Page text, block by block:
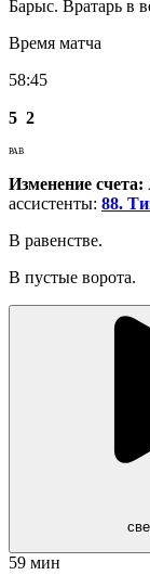
Барыс. Вратарь в
Время матча
58:45
5 2
РАВ
Изменение счета:
ассистенты: 88.
В равенстве.
В пустые ворота.
59 мин